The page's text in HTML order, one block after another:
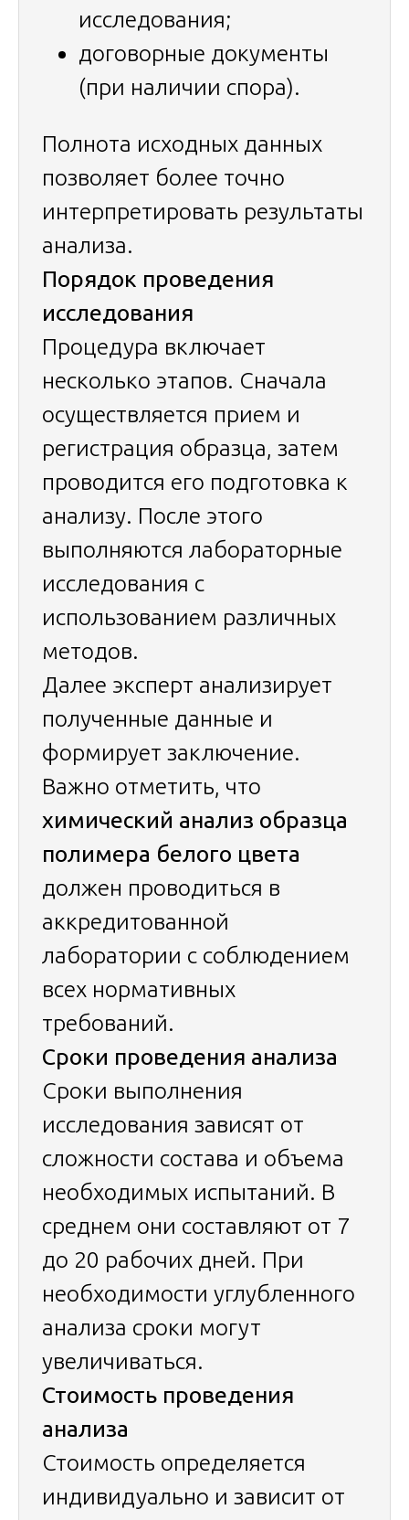
исследования;
договорные документы
(при наличии спора).
Полнота исходных данных
позволяет более точно
интерпретировать результаты
анализа.
Порядок проведения
исследования
Процедура включает
несколько этапов. Сначала
осуществляется прием и
регистрация образца, затем
проводится его подготовка к
анализу. После этого
выполняются лабораторные
исследования с
использованием различных
методов.
Далее эксперт анализирует
полученные данные и
формирует заключение.
Важно отметить, что
химический анализ образца
полимера белого цвета
должен проводиться в
аккредитованной
лаборатории с соблюдением
всех нормативных
требований.
Сроки проведения анализа
Сроки выполнения
исследования зависят от
сложности состава и объема
необходимых испытаний. В
среднем они составляют от 7
до 20 рабочих дней. При
необходимости углубленного
анализа сроки могут
увеличиваться.
Стоимость проведения
анализа
Стоимость определяется
индивидуально и зависит от